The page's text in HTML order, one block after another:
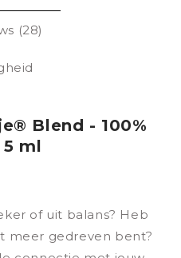
(28)
Blend - 100%
ml
of uit balans? Heb
meer gedreven bent?